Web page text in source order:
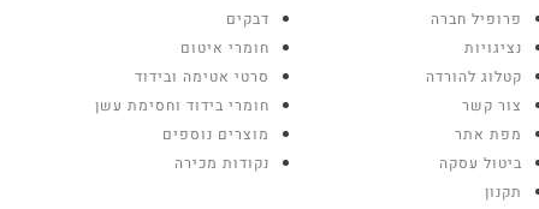
פרופיל חברה
נציגויות
קטלוג להורדה
צור קשר
מפת אתר
ביטול עסקה
תקנון
דבקים
חומרי איטום
סרטי אטימה ובידוד
חומרי בידוד וחסימת עשן
מוצרים נוספים
נקודות מכירה